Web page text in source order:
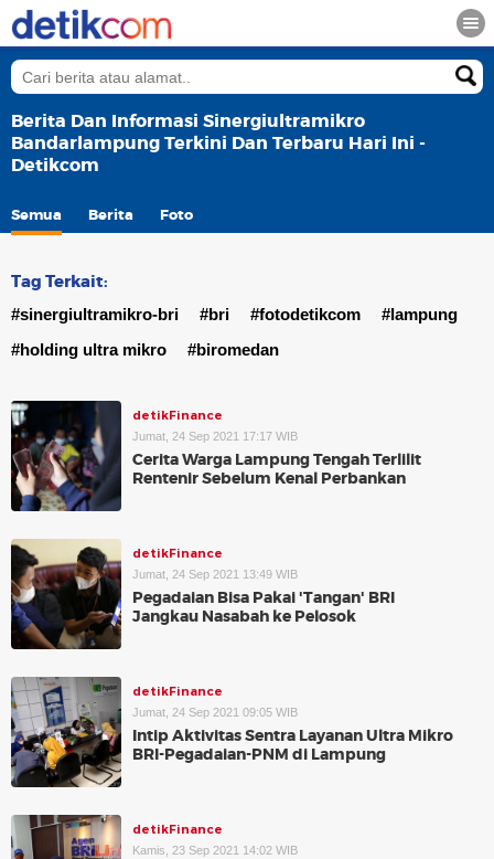
Berita Dan Informasi Sinergiultramikro
Bandarlampung Terkini Dan Terbaru Hari Ini -
Detikcom
Semua Berita Foto
Tag Terkait:
#sinergiultramikro-bri #bri #fotodetikcom
#lampung
#holding ultra mikro
#biromedan
detikFinance
Jumat, 24 Sep 2021 17:17 WIB
Cerita Warga Lampung Tengah Terlilit
Rentenir Sebelum Kenal Perbankan
detikFinance
Jumat, 24 Sep 2021 13:49 WIB
Pegadaian Bisa Pakai 'Tangan' BRI
Jangkau Nasabah ke Pelosok
detikFinance
Jumat, 24 Sep 2021 09:05 WIB
Intip Aktivitas Sentra Layanan Ultra Mikro
BRI-Pegadaian-PNM di Lampung
detikFinance
Kamis, 23 Sep 2021 14:02 WIB